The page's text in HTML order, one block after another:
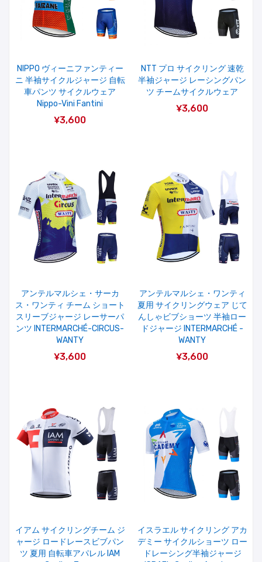
NIPPO ヴィーニファンティー
ニ 半袖サイクルジャージ 自転
車パンツ サイクルウェア
Nippo-Vini Fantini
¥3,600
NTT プロ サイクリング 速乾
半袖ジャージ レーシングパン
ツ チームサイクルウェア
¥3,600
アンテルマルシェ・サーカ
ス・ワンティ チーム ショート
スリーブジャージ レーサーパ
ンツ INTERMARCHÉ-CIRCUS-
WANTY
¥3,600
アンテルマルシェ・ワンティ
夏用 サイクリングウェア じて
んしゃビブショーツ 半袖ロー
ドジャージ INTERMARCHÉ -
WANTY
¥3,600
イアム サイクリングチーム ジ
ャージ ロードレースビブパン
ツ 夏用 自転車アパレル IAM
イスラエル サイクリング アカ
デミー サイクルショーツ ロー
ドレーシング半袖ジャージ